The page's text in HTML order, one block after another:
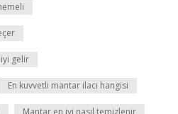
gelir
En kuvvetli mantar ilacı hangisi
Mantar en iyi nasıl temizlenir